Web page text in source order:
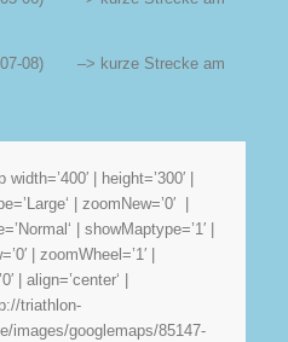
07-08) –> kurze Strecke am
| height=’300′ |
| zoomNew=’0′ |
| showMaptype=’1′ |
| zoomWheel=’1′ |
| align=’center‘ |
triathlon-
images/googlemaps/85147-